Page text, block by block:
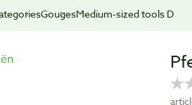
GougesMedium-sized tools D